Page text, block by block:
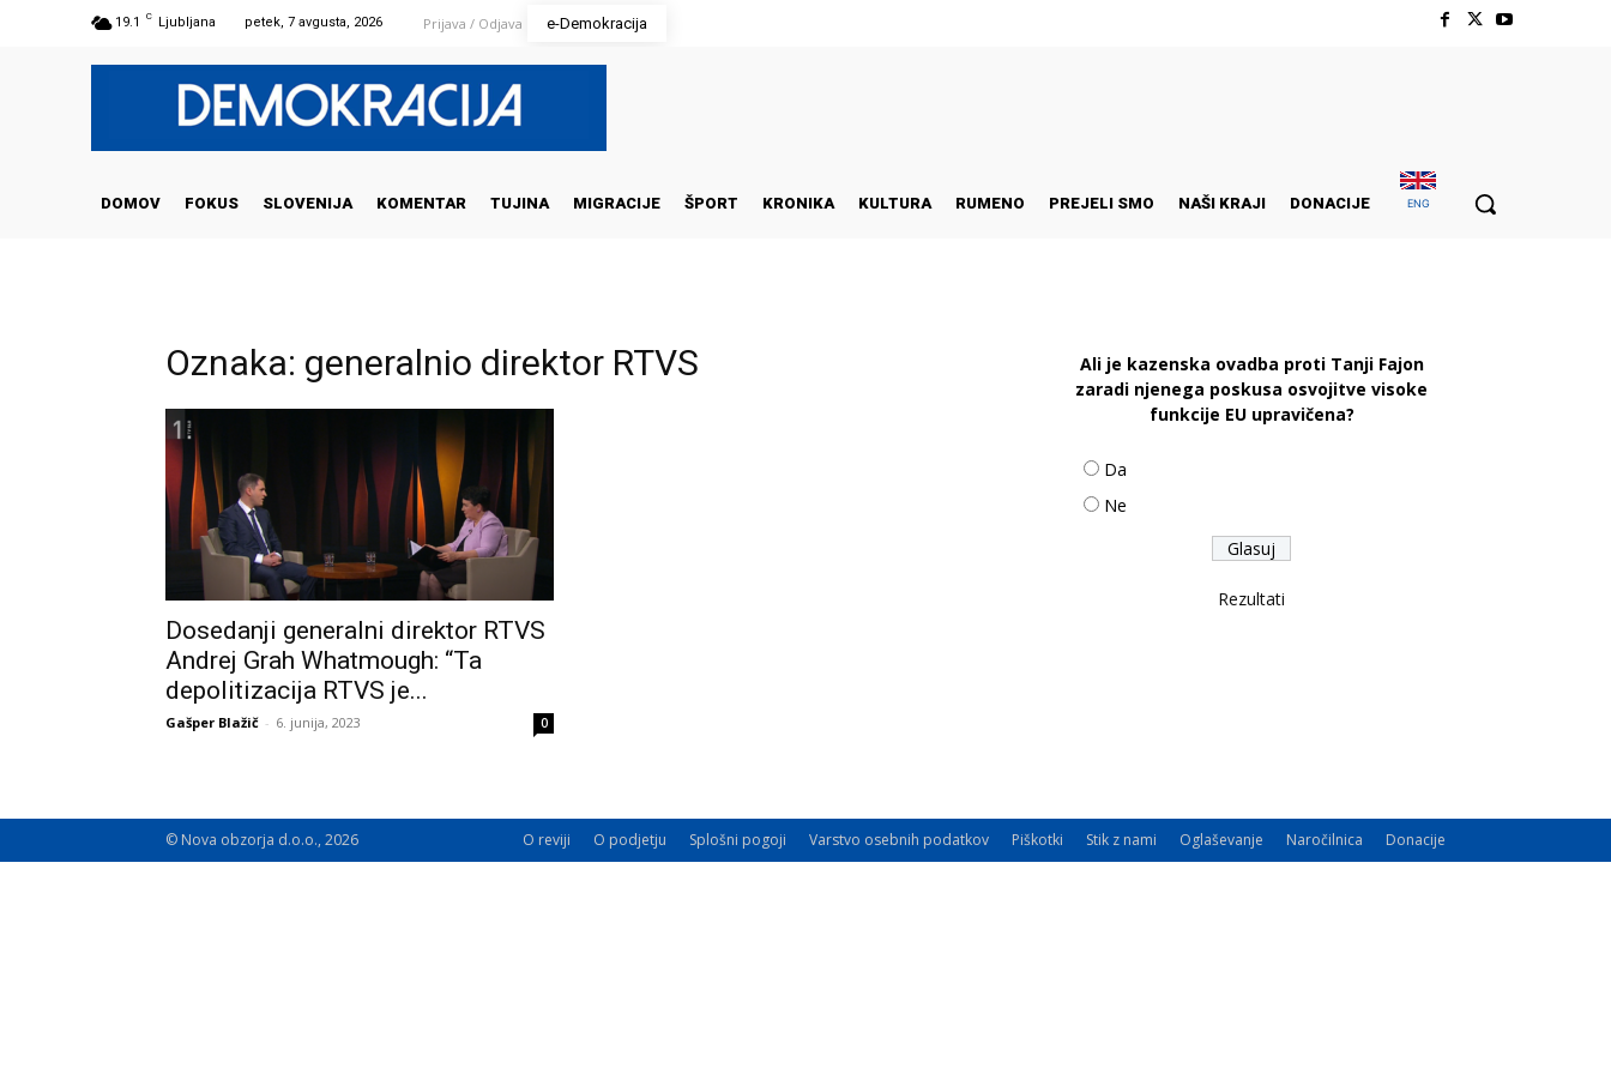
19.1 C Ljubljana petek, 7 avgusta, 2026 Prijava / Odjava e-Demokracija
DOMOV FOKUS SLOVENIJA KOMENTAR TUJINA MIGRACIJE ŠPORT KRONIKA KULTURA RUMENO PREJELI SMO NAŠI KRAJI DONACIJE ENG
Oznaka: generalnio direktor RTVS
Dosedanji generalni direktor RTVS
Andrej Grah Whatmough: “Ta
depolitizacija RTVS je...
Gašper Blažič - 6. junija, 2023 0
Ali je kazenska ovadba proti Tanji Fajon
zaradi njenega poskusa osvojitve visoke
funkcije EU upravičena?
Da
Ne
Rezultati
O reviji O podjetju Splošni pogoji Varstvo osebnih podatkov Piškotki Stik z nami Oglaševanje Naročilnica Donacije
© Nova obzorja d.o.o., 2026